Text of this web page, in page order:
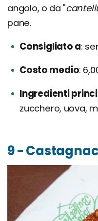
angolo, o da "
pane.
Consigliato a
Costo medio
Ingredienti
zucchero, uova,
9 -